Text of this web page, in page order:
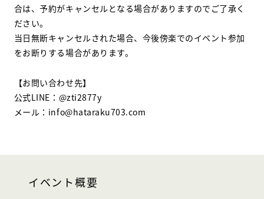
合は、予約がキャンセルとなる場合がありますのでご了承く
ださい。
当日無断キャンセルされた場合、今後傍楽でのイベント参加
をお断りする場合があります。
【お問い合わせ先】
公式LINE：@zti2877y
メール：info@hataraku703.com
イベント概要